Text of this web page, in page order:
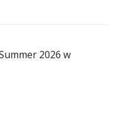
2026 w